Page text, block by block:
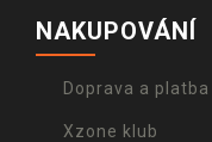
NAKUPOVÁNÍ
Doprava a platba
Xzone klub